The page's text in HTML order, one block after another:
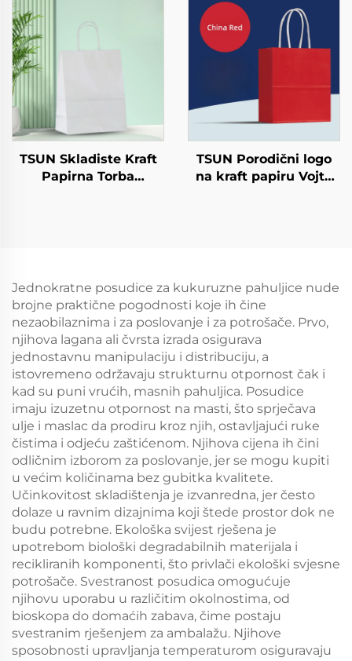
Slatkoće Čokolade
Hamburgeri - za
Catering Crafts
Nova Godina/Božić
Odvoz HRana
Shipping Karton
TSUN Skladiste Kraft
Papirna Torba
TSUN Porodični logo
na kraft papiru Vojta
Štapci
Jednokratne posudice za kukuruzne pahuljice nude
brojne praktične pogodnosti koje ih čine
nezaobilaznima i za poslovanje i za potrošače. Prvo,
njihova lagana ali čvrsta izrada osigurava
jednostavnu manipulaciju i distribuciju, a
istovremeno održavaju strukturnu otpornost čak i
kad su puni vrućih, masnih pahuljica. Posudice
imaju izuzetnu otpornost na masti, što sprječava
ulje i maslac da prodiru kroz njih, ostavljajući ruke
čistima i odjeću zaštićenom. Njihova cijena ih čini
odličnim izborom za poslovanje, jer se mogu kupiti
u većim količinama bez gubitka kvalitete.
Učinkovitost skladištenja je izvanredna, jer često
dolaze u ravnim dizajnima koji štede prostor dok ne
budu potrebne. Ekološka svijest rješena je
upotrebom biološki degradabilnih materijala i
recikliranih komponenti, što privlači ekološki svjesne
potrošače. Svestranost posudica omogućuje
njihovu uporabu u različitim okolnostima, od
bioskopa do domaćih zabava, čime postaju
svestranim rješenjem za ambalažu. Njihove
sposobnosti upravljanja temperaturom osiguravaju